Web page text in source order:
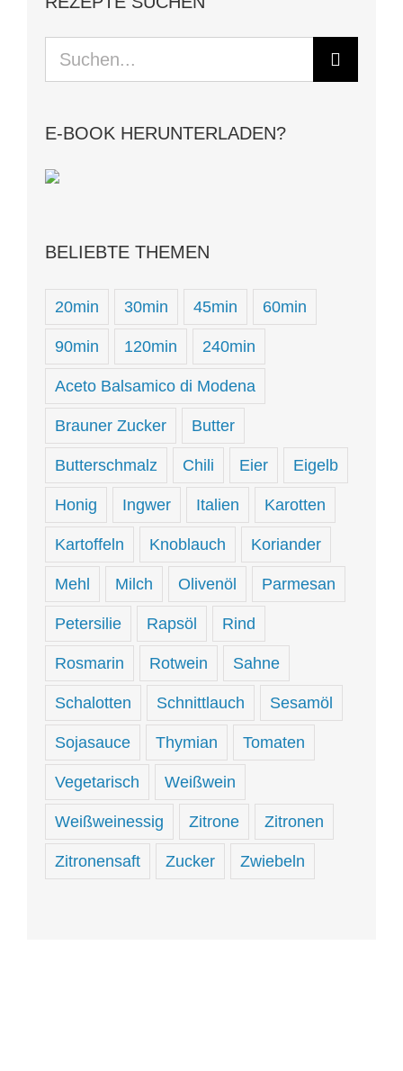
Suche
nach:
E-BOOK HERUNTERLADEN?
BELIEBTE THEMEN
20min 30min 45min 60min
90min 120min 240min
Aceto Balsamico di Modena
Brauner Zucker Butter
Butterschmalz Chili Eier Eigelb
Honig Ingwer Italien Karotten
Kartoffeln Knoblauch Koriander
Mehl Milch Olivenöl Parmesan
Petersilie Rapsöl Rind
Rosmarin Rotwein Sahne
Schalotten Schnittlauch Sesamöl
Sojasauce Thymian Tomaten
Vegetarisch Weißwein
Weißweinessig Zitrone Zitronen
Zitronensaft Zucker Zwiebeln